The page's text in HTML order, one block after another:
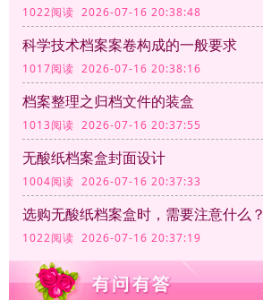
1022阅读 2026-07-16 20:38:48
科学技术档案案卷构成的一般要求
1017阅读 2026-07-16 20:38:16
档案整理之归档文件的装盒
1013阅读 2026-07-16 20:37:55
无酸纸档案盒封面设计
1004阅读 2026-07-16 20:37:33
选购无酸纸档案盒时，需要注意什么？
1022阅读 2026-07-16 20:37:19